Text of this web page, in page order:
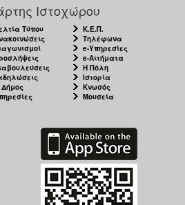
Ιστοχώρου
Τύπου
Κ.Ε.Π.
Τηλέφωνα
e-Υπηρεσίες
e-Αιτήματα
Η Πόλη
Ιστορία
Κνωσός
Μουσεία